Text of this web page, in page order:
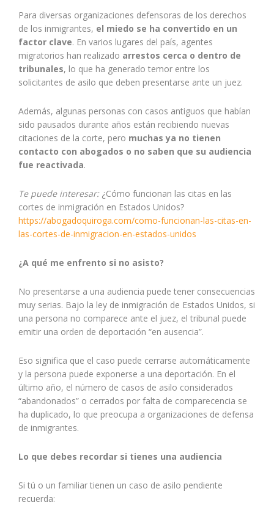
Para diversas organizaciones defensoras de los derechos
de los inmigrantes, el miedo se ha convertido en un
factor clave. En varios lugares del país, agentes
migratorios han realizado arrestos cerca o dentro de
tribunales, lo que ha generado temor entre los
solicitantes de asilo que deben presentarse ante un juez.
Además, algunas personas con casos antiguos que habían
sido pausados durante años están recibiendo nuevas
citaciones de la corte, pero muchas ya no tienen
contacto con abogados o no saben que su audiencia
fue reactivada.
Te puede interesar: ¿Cómo funcionan las citas en las
cortes de inmigración en Estados Unidos?
https://abogadoquiroga.com/como-funcionan-las-citas-en-
las-cortes-de-inmigracion-en-estados-unidos
¿A qué me enfrento si no asisto?
No presentarse a una audiencia puede tener consecuencias
muy serias. Bajo la ley de inmigración de Estados Unidos, si
una persona no comparece ante el juez, el tribunal puede
emitir una orden de deportación “en ausencia”.
Eso significa que el caso puede cerrarse automáticamente
y la persona puede exponerse a una deportación. En el
último año, el número de casos de asilo considerados
“abandonados” o cerrados por falta de comparecencia se
ha duplicado, lo que preocupa a organizaciones de defensa
de inmigrantes.
Lo que debes recordar si tienes una audiencia
Si tú o un familiar tienen un caso de asilo pendiente
recuerda: